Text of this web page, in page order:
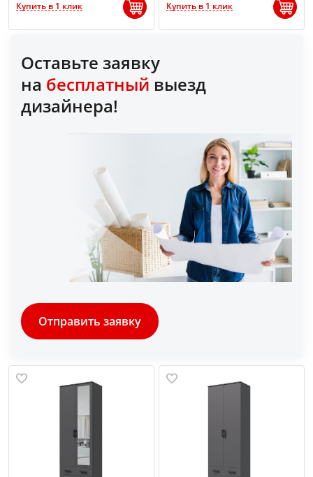
Купить в 1 клик Купить в 1 клик
Оставьте заявку
на бесплатный выезд
дизайнера!
Отправить заявку